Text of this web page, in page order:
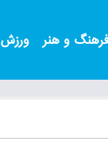
و هنر ورزش